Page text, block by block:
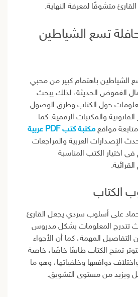
متشوقًا لمعرفة النهاية.
تسع الشياطين
الشياطين باهتمام كبير من محبي
الغموض الحديثة، لذلك يبحث
معلومات حول الكتاب وطرق الوصول
والمكتبات الرقمية. كما
مواقع
مكتبة كتب PDF عربية
الإصدارات العربية والمراجعات
اختيار الكتب المناسبة
الكتاب
حماد على أسلوب سردي يجعل القارئ
تتدرج المعلومات بشكل مدروس
المهمة، كما أن الأجواء
تمنح الكتاب طابعًا خاصًا، خاصة
دوافعها وخلفياتها، وهو ما
ويزيد من مستوى التشويق.